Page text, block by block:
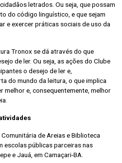
letrados. Ou seja, que possam
do código linguístico, e que sejam
e exercer práticas sociais de uso da
Tronox se dá através do que
de ler. Ou seja, as ações do Clube
o desejo de ler e,
do mundo da leitura, o que implica
melhor e, consequentemente, melhor
de Areias e Biblioteca
escolas públicas parceiras nas
e Jauá, em Camaçari-BA.